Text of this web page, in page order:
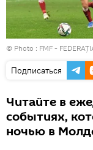
© Photo : FMF -
Подписаться
Читайте в
событиях,
ночью в